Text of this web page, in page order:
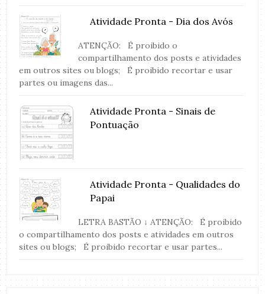
Atividade Pronta - Dia dos Avós
ATENÇÃO: É proibido o
compartilhamento dos posts e atividades
em outros sites ou blogs; É proibido recortar e usar
partes ou imagens das...
Atividade Pronta - Sinais de
Pontuação
Atividade Pronta - Qualidades do
Papai
LETRA BASTÃO ↓ ATENÇÃO: É proibido
o compartilhamento dos posts e atividades em outros
sites ou blogs; É proibido recortar e usar partes...